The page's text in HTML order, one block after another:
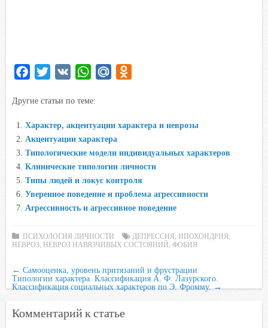
c
o
o
k
i
e
r
W
a
A
p
p
R
u
l
a
s
s
n
k
Другие статьи по теме:
Характер, акцентуации характера и неврозы
Акцентуации характера
Типологические модели индивидуальных характеров
Клинические типологии личности
Типы людей и локус контроля
Уверенное поведение и проблема агрессивности
Агрессивность и агрессивное поведение
ПСИХОЛОГИЯ ЛИЧНОСТИ ДЕПРЕССИЯ ИПОХОНДРИЯ
НЕВРОЗ
НЕВРОЗ НАВЯЗЧИВЫХ СОСТОЯНИЙ ФОБИЯ
← Самооценка, уровень притязаний и фрустрации
Типологии характера. Классификация А. Ф. Лазурского.
Классификация социальных характеров по Э. Фромму.→
Комментарий к статье